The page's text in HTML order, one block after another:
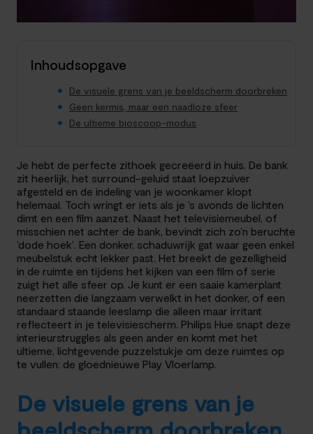
Inhoudsopgave
De visuele grens van je beeldscherm doorbreken
Geen kermis, maar een naadloze sfeer
De ultieme bioscoop-modus
Je hebt de perfecte zithoek gecreëerd in huis. De bank
zit heerlijk, het surround-geluid staat loepzuiver
afgesteld en de indeling van je woonkamer klopt
helemaal. Toch wringt er iets als je ’s avonds de lichten
dimt en een film aanzet. Naast het televisiemeubel, of
misschien net achter de bank, bevindt zich zo’n beruchte
‘dode hoek’. Een donker, schaduwrijk gat waar geen enkel
meubelstuk echt lekker past. Het breekt de gezelligheid
in de ruimte en tijdens het kijken van een film of serie
zuigt het alle sfeer op. Je kunt er een saaie kamerplant
neerzetten die langzaam verwelkt in het donker, of een
standaard staande leeslamp die alleen maar irritant
reflecteert in je televisiescherm. Philips Hue snapt deze
interieurstruggles als geen ander en komt met het
ultieme, lichtgevende puzzelstukje om deze ruimtes op
te vullen: de gloednieuwe Play Vloerlamp.
De visuele grens van je